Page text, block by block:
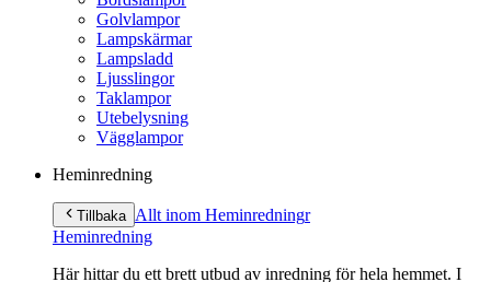
Golvlampor
Lampskärmar
Lampsladd
Ljusslingor
Taklampor
Utebelysning
Vägglampor
Heminredning
Tillbaka Allt inom Heminredningr
Heminredning
Här hittar du ett brett utbud av inredning för hela hemmet. I